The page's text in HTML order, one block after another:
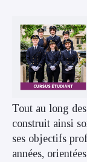
Tout au long
construit ainsi
ses objectifs
années,